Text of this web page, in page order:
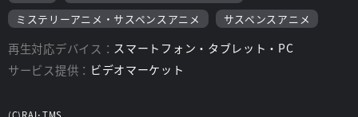
ミステリーアニメ・サスペンスアニメ
サスペンスアニメ
再生対応デバイス： スマートフォン・タブレット・PC
サービス提供： ビデオマーケット
(C)RAI･TMS